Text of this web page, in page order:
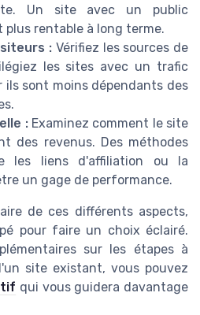
Un site avec un public
plus rentable à long terme.
: Vérifiez les sources de
les sites avec un trafic
ils sont moins dépendants des
:Examinez comment le site
des revenus. Des méthodes
les liens d'affiliation ou la
un gage de performance.
de ces différents aspects,
pour faire un choix éclairé.
sur les étapes à
site existant, vous pouvez
qui vous guidera davantage